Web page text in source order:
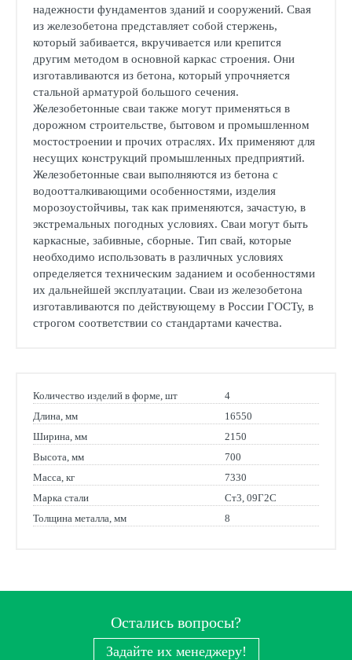
надежности фундаментов зданий и сооружений. Свая
из железобетона представляет собой стержень,
который забивается, вкручивается или крепится
другим методом в основной каркас строения. Они
изготавливаются из бетона, который упрочняется
стальной арматурой большого сечения.
Железобетонные сваи также могут применяться в
дорожном строительстве, бытовом и промышленном
мостостроении и прочих отраслях. Их применяют для
несущих конструкций промышленных предприятий.
Железобетонные сваи выполняются из бетона с
водоотталкивающими особенностями, изделия
морозоустойчивы, так как применяются, зачастую, в
экстремальных погодных условиях. Сваи могут быть
каркасные, забивные, сборные. Тип свай, которые
необходимо использовать в различных условиях
определяется техническим заданием и особенностями
их дальнейшей эксплуатации. Сваи из железобетона
изготавливаются по действующему в России ГОСТу, в
строгом соответствии со стандартами качества.
Количество изделий в форме, шт
4
Длина, мм
16550
Ширина, мм
2150
Высота, мм
700
Масса, кг
7330
Марка стали
Ст3, 09Г2С
Толщина металла, мм
8
Остались вопросы?
Задайте их менеджеру!